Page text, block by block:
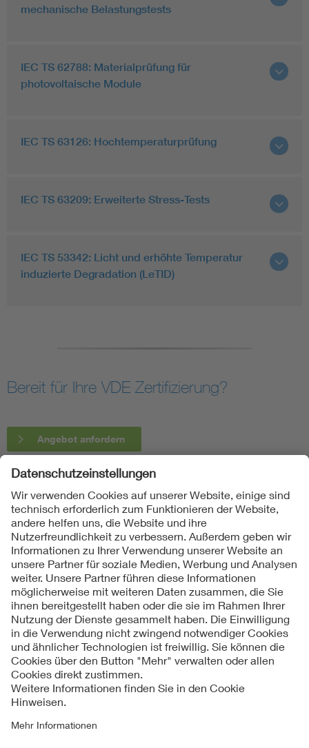
mechanische Belastungstests
IEC TS 62788: Materialprüfung für
photovoltaische Module
IEC TS 63126: Hochtemperaturprüfung
IEC TS 63209: Erweiterte Stress-Tests
IEC TS 53342: Licht und erhöhte Temperatur
induzierte Degradation (LeTID)
Bereit für Ihre VDE Zertifizierung?
Angebot anfordern
Folgen Sie uns auf
Impressum
AGB